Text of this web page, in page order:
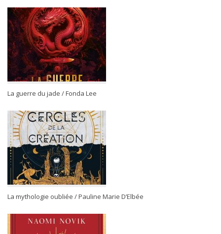
La guerre du jade / Fonda Lee
La mythologie oubliée / Pauline Marie D’Elbée